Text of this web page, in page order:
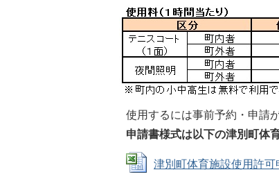
使用するには事前予約・申請
申請書様式は以下の津別町体
津別町体育施設使用許